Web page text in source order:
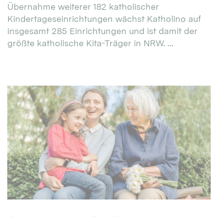
Übernahme weiterer 182 katholischer
Kindertageseinrichtungen wächst Katholino auf
insgesamt 285 Einrichtungen und ist damit der
größte katholische Kita-Träger in NRW. ...